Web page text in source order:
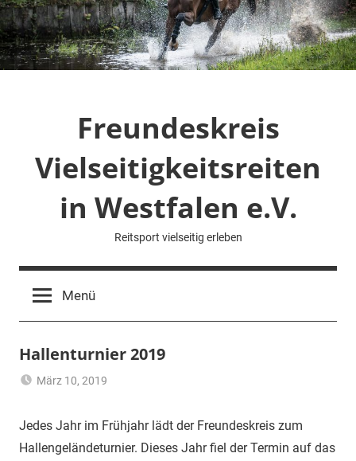
Zum
Inhalt
springen
Freundeskreis
Vielseitigkeitsreiten
in Westfalen e.V.
Reitsport vielseitig erleben
Menü
Hallenturnier 2019
März 10, 2019
Jedes Jahr im Frühjahr lädt der Freundeskreis zum
Hallengeländeturnier. Dieses Jahr fiel der Termin auf das